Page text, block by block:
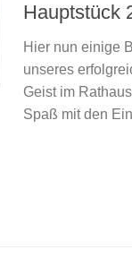
Hauptstück
Hier nun einige
unseres
Geist im
Spaß mit den